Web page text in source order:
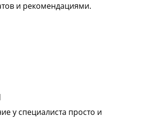
и рекомендациями.
у специалиста просто и